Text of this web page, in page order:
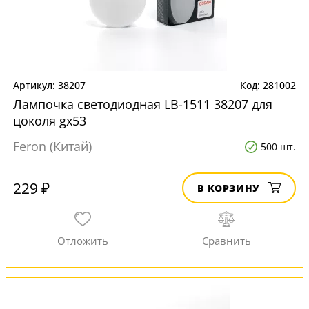
38207 281002
Лампочка светодиодная LB-1511 38207 для
цоколя gx53
Feron (Китай)
500 шт.
229 ₽ В КОРЗИНУ